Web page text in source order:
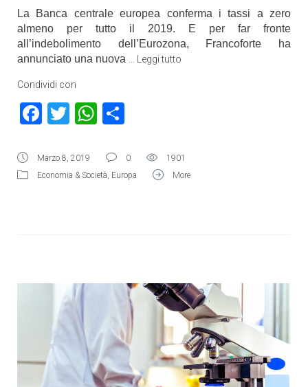
La Banca centrale europea conferma i tassi a zero
almeno per tutto il 2019. E per far fronte
all’indebolimento dell’Eurozona, Francoforte ha
annunciato una nuova
Leggi tutto
Condividi con
Facebook
TwitterWhatsApp
Marzo 8, 2019 0
1901
Economia & Società, Europa More